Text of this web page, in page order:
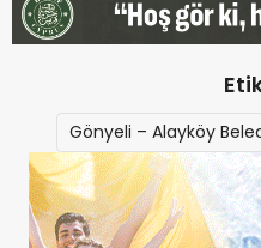
Gönyeli – Alayköy